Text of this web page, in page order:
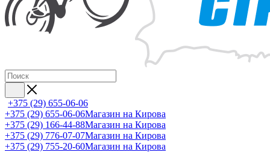
+375 (29) 655-06-06
+375 (29) 655-06-06Магазин на Кирова
+375 (29) 166-44-88Магазин на Кирова
+375 (29) 776-07-07Магазин на Кирова
+375 (29) 755-20-60Магазин на Кирова